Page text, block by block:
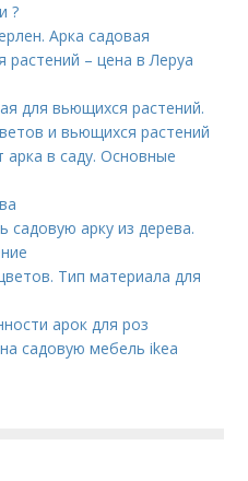
?
Арка садовая
– цена в Леруа
для вьющихся растений.
и вьющихся растений
в саду. Основные
арку из дерева.
Тип материала для
арок для роз
садовую мебель ikea